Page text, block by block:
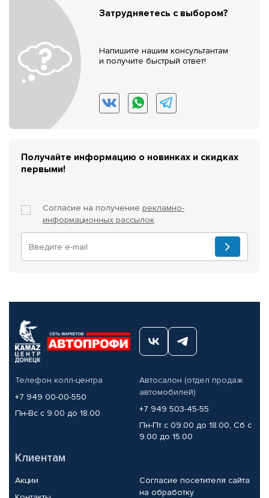
Затрудняетесь с выбором?
Напишите нашим консультантам
и получите быстрый ответ!
Получайте информацию о новинках и скидках
первыми!
Согласие на получение рекламно-
информационных рассылок
Телефон колл-центра
+7 949 00-00-550
Пн-Вс с 9.00 до 18.00
Автосалон (отдел продаж
автомобилей)
+7 949 503-45-55
Пн-Пт с 09.00 до 18.00, Сб с
9.00 до 15.00
Клиентам
Акции
Согласие посетителя сайта
на обработку